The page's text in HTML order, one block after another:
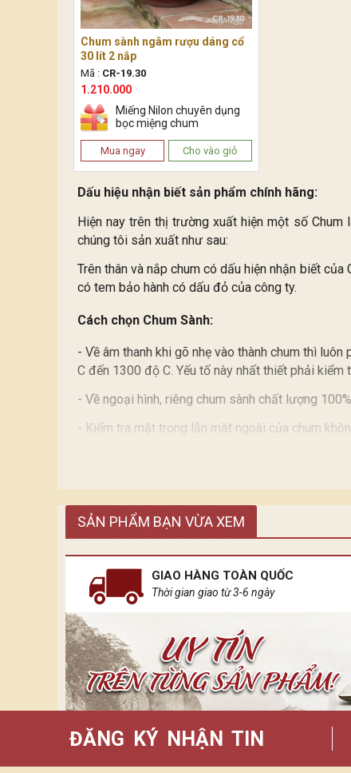
Chum sành ngâm rượu dáng cổ
30 lít 2 nắp
Mã : CR-19.30
1.210.000
Miếng Nilon chuyên dụng
bọc miệng chum
Mua ngay Cho vào giỏ
Dấu hiệu nhận biết sản phẩm chính hãng:
Hiện nay trên thị trường xuất hiện một số
chúng tôi sản xuất như sau:
Trên thân và nắp chum có dấu hiện nhận biết
có tem bảo hành có dấu đỏ của công ty.
Cách chọn Chum Sành:
- Về âm thanh khi gõ nhẹ vào thành chum thì
C đến 1300 độ C. Yếu tố này nhất thiết phải kiểm
- Về ngoại hình, riêng chum sành chất lượng
- Kiểm tra mặt trong lẫn mặt ngoài của chum
- Mặt trong nếu có Gồ ghề chấp nhận được do
SẢN PHẨM BẠN VỪA XEM
GIAO HÀNG TOÀN QUỐC
Thời gian giao từ 3-6 ngày
ĐĂNG KÝ NHẬN TIN